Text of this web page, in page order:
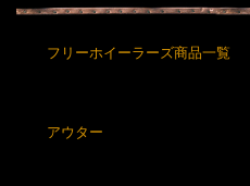
フリーホイーラーズ商品一覧
アウター